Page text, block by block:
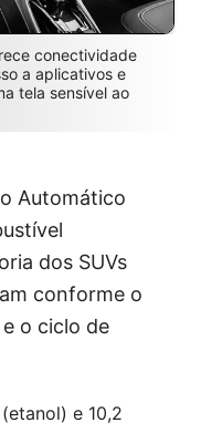
conectividade
a aplicativos e
tela sensível ao
Automático
dos SUVs
conforme o
o ciclo de
e 10,2